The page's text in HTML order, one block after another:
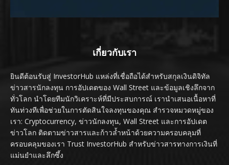
เกี่ยวกับเรา
ยินดีต้อนรับสู่ InvestorHub แหล่งที่เชื่อถือได้สำหรับสกุลเงินดิจิทัล
ข่าวสารนักลงทุน การอัปเดตของ Wall Street และข้อมูลเชิงลึกจาก
ทั่วโลก นำโดยทีมนักวิเคราะห์ที่มีประสบการณ์ เรานำเสนอเนื้อหาที่
ทันท่วงทีเพื่อช่วยในการตัดสินใจลงทุนของคุณ สำรวจหมวดหมู่ของ
เรา: Cryptocurrency, ข่าวนักลงทุน, Wall Street และการอัปเดต
ข่าวโลก ติดตามข่าวสารและก้าวล้ำหน้าด้วยความครอบคลุมที่
ครอบคลุมของเรา Trust InvestorHub สำหรับข่าวสารทางการเงินที่
แม่นยำและลึกซึ้ง